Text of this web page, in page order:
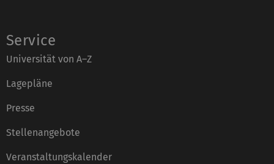
Service
Universität von A–Z
Lagepläne
Presse
Stellenangebote
Veranstaltungskalender